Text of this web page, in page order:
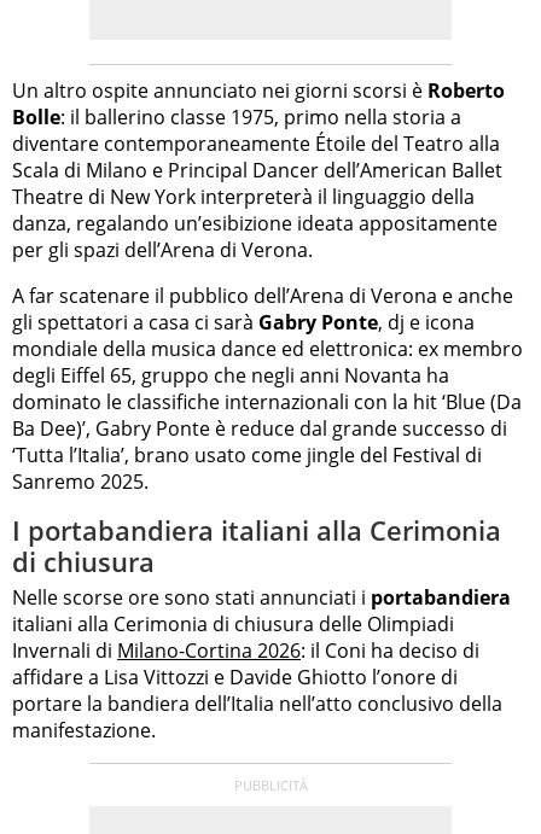
Un altro ospite annunciato nei giorni scorsi è Roberto
Bolle: il ballerino classe 1975, primo nella storia a
diventare contemporaneamente Étoile del Teatro alla
Scala di Milano e Principal Dancer dell’American Ballet
Theatre di New York interpreterà il linguaggio della
danza, regalando un’esibizione ideata appositamente
per gli spazi dell’Arena di Verona.
A far scatenare il pubblico dell’Arena di Verona e anche
gli spettatori a casa ci sarà Gabry Ponte, dj e icona
mondiale della musica dance ed elettronica: ex membro
degli Eiffel 65, gruppo che negli anni Novanta ha
dominato le classifiche internazionali con la hit ‘Blue (Da
Ba Dee)’, Gabry Ponte è reduce dal grande successo di
‘Tutta l’Italia’, brano usato come jingle del Festival di
Sanremo 2025.
I portabandiera italiani alla Cerimonia
di chiusura
Nelle scorse ore sono stati annunciati i portabandiera
italiani alla Cerimonia di chiusura delle Olimpiadi
Invernali di Milano-Cortina 2026: il Coni ha deciso di
affidare a Lisa Vittozzi e Davide Ghiotto l’onore di
portare la bandiera dell’Italia nell’atto conclusivo della
manifestazione.